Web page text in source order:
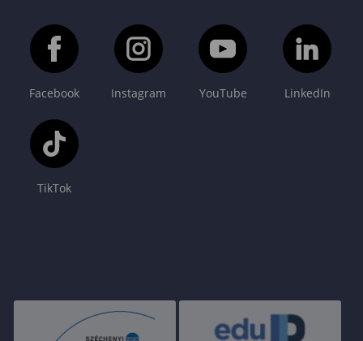
Facebook Instagram YouTube LinkedIn
TikTok